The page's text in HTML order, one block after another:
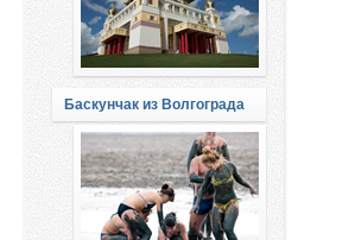
Баскунчак из Волгограда